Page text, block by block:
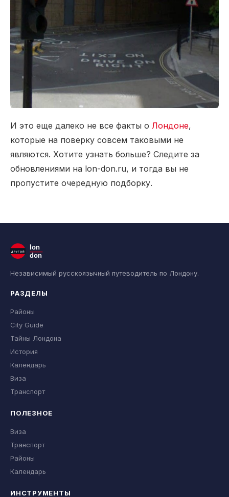
И это еще далеко не все факты о Лондоне,
которые на поверку совсем таковыми не
являются. Хотите узнать больше? Следите за
обновлениями на lon-don.ru, и тогда вы не
пропустите очередную подборку.
ДРУГОЙ
lon
don
Независимый русскоязычный путеводитель по Лондону.
РАЗДЕЛЫ
Районы
City Guide
Тайны Лондона
История
Календарь
Виза
Транспорт
ПОЛЕЗНОЕ
Виза
Транспорт
Районы
Календарь
ИНСТРУМЕНТЫ